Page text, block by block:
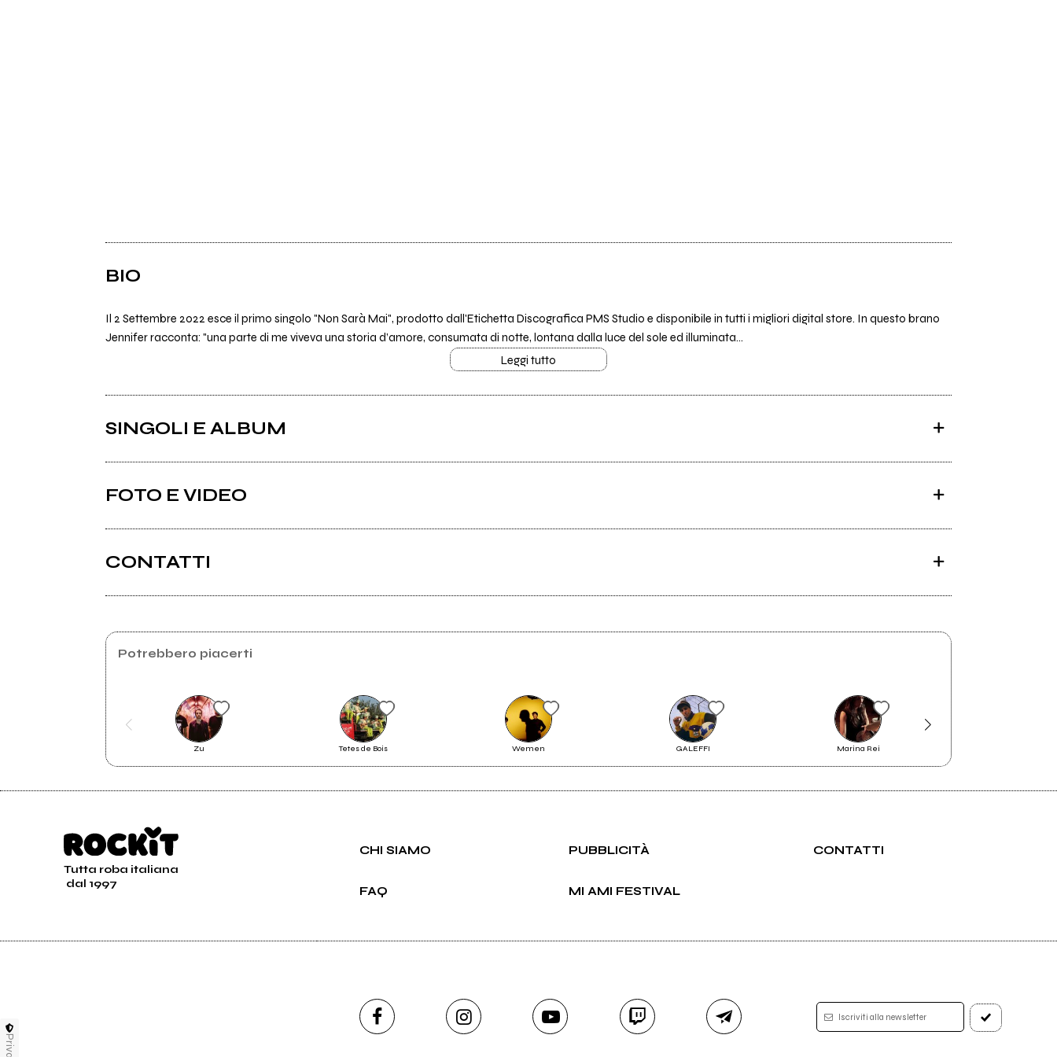
BIO
Il 2 Settembre 2022 esce il primo singolo "Non Sarà Mai", prodotto dall'Etichetta Discografica PMS Studio e disponibile in tutti i migliori digital store. In questo brano
Jennifer racconta: "una parte di me viveva una storia d’amore, consumata di notte, lontana dalla luce del sole ed illuminata...
Leggi tutto
SINGOLI E ALBUM
2023
Railway For Love
FOTO E VIDEO
Non Sarà Mai
CONTATTI
Invia messaggio
Potrebbero piacerti
Zu Tetes de Bois Wemen GALEFFI Marina Rei
Tutta roba italiana
dal 1997
CHI SIAMO PUBBLICITÀ CONTATTI
FAQ MI AMI FESTIVAL
Iscriviti alla newsletter